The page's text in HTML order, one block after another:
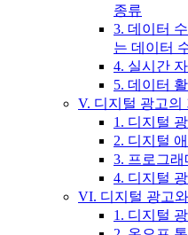
종류
3. 데이터
는 데이터
4. 실시간
5. 데이터
V. 디지털 광고의
1. 디지털
2. 디지털
3. 프로그래
4. 디지털
VI. 디지털 광고
1. 디지털